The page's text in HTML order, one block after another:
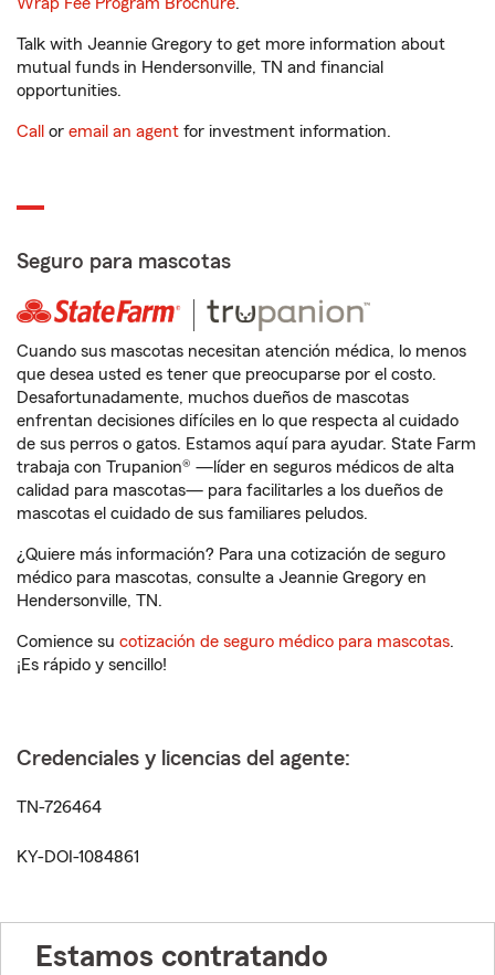
Talk with Jeannie Gregory to get more information about
mutual funds in Hendersonville, TN and financial
opportunities.
Call or email an agent for investment information.
Seguro para mascotas
Cuando sus mascotas necesitan atención médica, lo menos
que desea usted es tener que preocuparse por el costo.
Desafortunadamente, muchos dueños de mascotas
enfrentan decisiones difíciles en lo que respecta al cuidado
de sus perros o gatos. Estamos aquí para ayudar. State Farm
trabaja con Trupanion® —líder en seguros médicos de alta
calidad para mascotas— para facilitarles a los dueños de
mascotas el cuidado de sus familiares peludos.
¿Quiere más información? Para una cotización de seguro
médico para mascotas, consulte a Jeannie Gregory en
Hendersonville, TN.
Comience su cotización de seguro médico para mascotas.
¡Es rápido y sencillo!
Credenciales y licencias del agente:
TN-726464
KY-DOI-1084861
Estamos contratando